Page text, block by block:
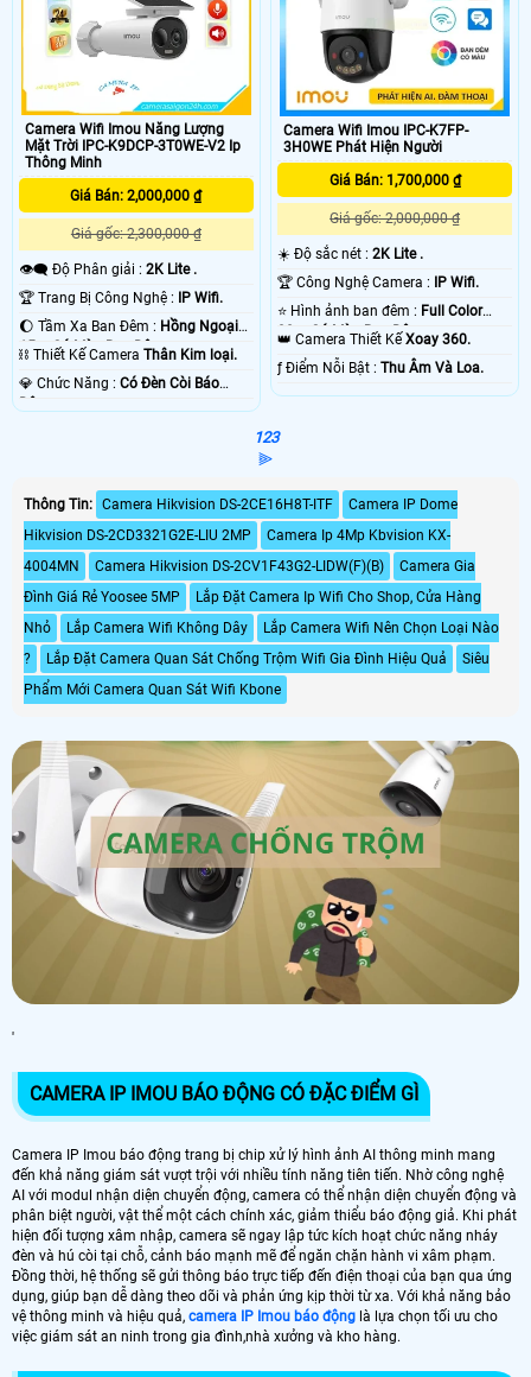
Camera Wifi Imou Năng Lượng
Mặt Trời IPC-K9DCP-3T0WE-V2 Ip
Thông Minh
Giá Bán: 2,000,000 ₫
Giá gốc: 2,300,000 ₫
👁️‍🗨 Độ Phân giải : 2K Lite .
🏆 Trang Bị Công Nghệ :
IP Wifi.
🌔 Tầm Xa Ban Đêm : Hồng Ngoại
15m Có Màu Ban Ðêm.
⛓ Thiết Kế Camera Thân Kim loại.
️💎 Chức Năng : Có Ðèn Còi Báo
Camera Wifi Imou IPC-K7FP-
3H0WE Phát Hiện Người
Giá Bán: 1,700,000 ₫
Giá gốc: 2,000,000 ₫
☀️ Độ sắc nét :2K Lite .
🏆 Công Nghệ Camera :
IP Wifi.
⭐ Hình ảnh ban đêm : Full Color
30m Có Màu Ban Ðêm.
👑 Camera Thiết KếXoay 360.
️ƒ Điểm Nỗi Bật :Thu Âm Và Loa.
123
⫸
Thông Tin: Camera Hikvision DS-2CE16H8T-ITF
Camera IP Dome
Hikvision DS-2CD3321G2E-LIU 2MP
Camera Ip 4Mp Kbvision KX-
4004MN
Camera Hikvision DS-2CV1F43G2-LIDW(F)(B)
Camera Gia
Đình Giá Rẻ Yoosee 5MP
Lắp Đặt Camera Ip Wifi Cho Shop, Cửa Hàng
Nhỏ
Lắp Camera Wifi Không Dây
Lắp Camera Wifi Nên Chọn Loại Nào
?
Lắp Đặt Camera Quan Sát Chống Trộm Wifi Gia Đình Hiệu Quả
Siêu
Phẩm Mới Camera Quan Sát Wifi Kbone
'
CAMERA IP IMOU BÁO ĐỘNG CÓ ĐẶC ĐIỂM GÌ
Camera IP Imou báo động trang bị chip xử lý hình ảnh AI thông minh mang
đến khả năng giám sát vượt trội với nhiều tính năng tiên tiến. Nhờ công nghệ
AI với modul nhận diện chuyển động, camera có thể nhận diện chuyển động và
phân biệt người, vật thể một cách chính xác, giảm thiểu báo động giả. Khi phát
hiện đối tượng xâm nhập, camera sẽ ngay lập tức kích hoạt chức năng nháy
đèn và hú còi tại chỗ, cảnh báo mạnh mẽ để ngăn chặn hành vi xâm phạm.
Đồng thời, hệ thống sẽ gửi thông báo trực tiếp đến điện thoại của bạn qua ứng
dụng, giúp bạn dễ dàng theo dõi và phản ứng kịp thời từ xa. Với khả năng bảo
vệ thông minh và hiệu quả, camera IP Imou báo động là lựa chọn tối ưu cho
việc giám sát an ninh trong gia đình,nhà xưởng và kho hàng.